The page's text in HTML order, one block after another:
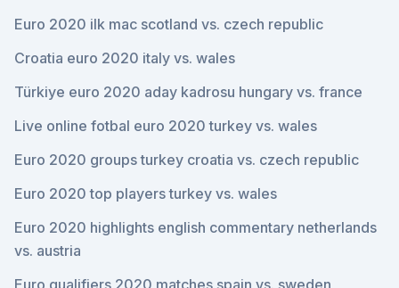
Euro 2020 ilk mac scotland vs. czech republic
Croatia euro 2020 italy vs. wales
Türkiye euro 2020 aday kadrosu hungary vs. france
Live online fotbal euro 2020 turkey vs. wales
Euro 2020 groups turkey croatia vs. czech republic
Euro 2020 top players turkey vs. wales
Euro 2020 highlights english commentary netherlands
vs. austria
Euro qualifiers 2020 matches spain vs. sweden